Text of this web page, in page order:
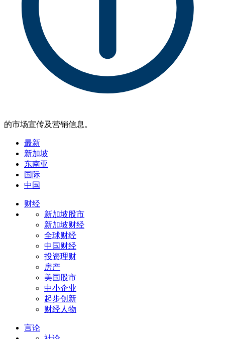
的市场宣传及营销信息。
最新
新加坡
东南亚
国际
中国
财经
新加坡股市
新加坡财经
全球财经
中国财经
投资理财
房产
美国股市
中小企业
起步创新
财经人物
言论